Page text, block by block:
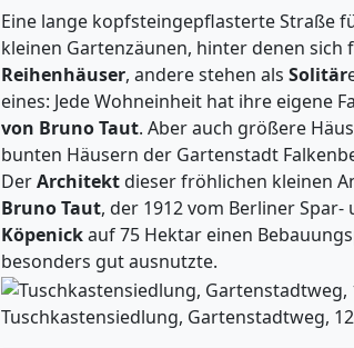
Eine lange kopfsteingepflasterte Straße
kleinen Gartenzäunen, hinter denen
Reihenhäuser, andere stehen als Solitär
eines: Jede Wohneinheit hat ihre eigene
von Bruno Taut. Aber auch größere
bunten Häusern der Gartenstadt
DerArchitektdieser fröhlichen kleinen
Bruno Taut, der 1912 vom Berliner
Köpenickauf 75 Hektar einen
besonders gut ausnutzte.
Tuschkastensiedlung, Gartenstadtweg,